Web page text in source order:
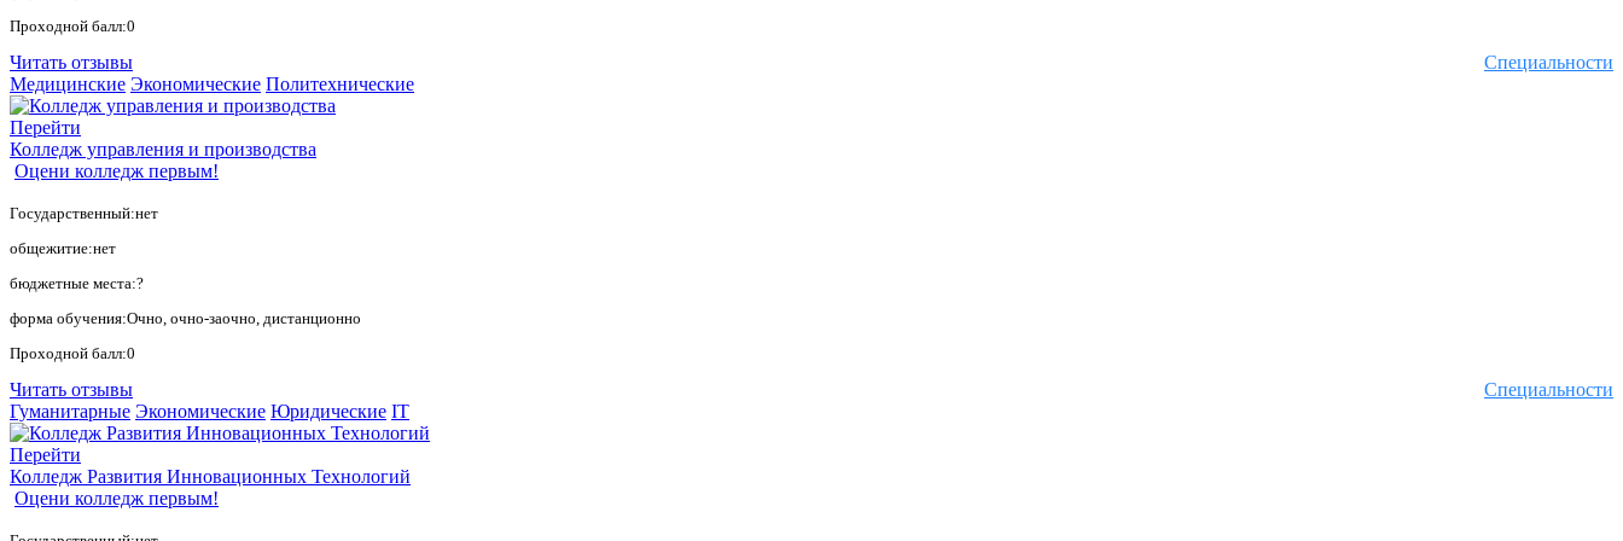
Проходной балл:0
Специальности
Читать отзывы
Медицинские Экономические Политехнические
Перейти
Колледж управления и производства
Оцени колледж первым!
Государственный:нет
общежитие:нет
бюджетные места:?
форма обучения:Очно, очно-заочно, дистанционно
Проходной балл:0
Специальности
Читать отзывы
Гуманитарные Экономические Юридические IT
Перейти
Колледж Развития Инновационных Технологий
Оцени колледж первым!